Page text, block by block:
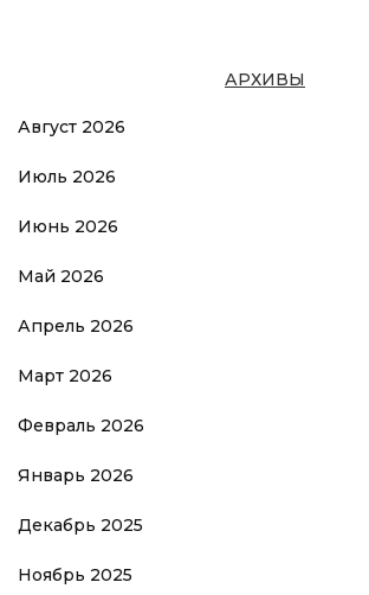
АРХИВЫ
Август 2026
Июль 2026
Июнь 2026
Май 2026
Апрель 2026
Март 2026
Февраль 2026
Январь 2026
Декабрь 2025
Ноябрь 2025